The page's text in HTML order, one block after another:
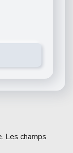
Les champs